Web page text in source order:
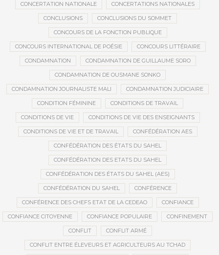
CONCERTATION NATIONALE CONCERTATIONS NATIONALES
CONCLUSIONS CONCLUSIONS DU SOMMET
CONCOURS DE LA FONCTION PUBLIQUE
CONCOURS INTERNATIONAL DE POÉSIE CONCOURS LITTÉRAIRE
CONDAMNATION CONDAMNATION DE GUILLAUME SORO
CONDAMNATION DE OUSMANE SONKO
CONDAMNATION JOURNALISTE MALI CONDAMNATION JUDICIAIRE
CONDITION FÉMININE CONDITIONS DE TRAVAIL
CONDITIONS DE VIE CONDITIONS DE VIE DES ENSEIGNANTS
CONDITIONS DE VIE ET DE TRAVAIL CONFÉDÉRATION AES
CONFÉDÉRATION DES ÉTATS DU SAHEL
CONFÉDÉRATION DES ETATS DU SAHEL
CONFÉDÉRATION DES ÉTATS DU SAHEL (AES)
CONFÉDÉRATION DU SAHEL CONFÉRENCE
CONFÉRENCE DES CHEFS ETAT DE LA CEDEAO CONFIANCE
CONFIANCE CITOYENNE CONFIANCE POPULAIRE CONFINEMENT
CONFLIT CONFLIT ARMÉ
CONFLIT ENTRE ÉLEVEURS ET AGRICULTEURS AU TCHAD